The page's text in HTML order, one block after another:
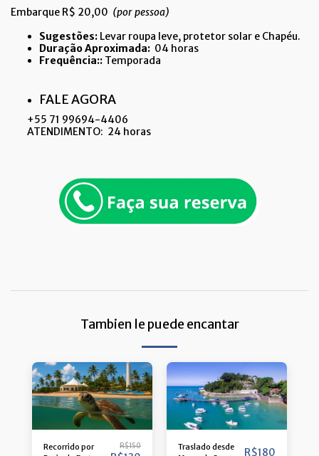
Embarque R$ 20,00 (por pessoa)
Sugestões: Levar roupa leve, protetor solar e Chapéu.
Duração Aproximada: 04 horas
Frequência:: Temporada
FALE AGORA
+55 71 99694-4406
ATENDIMENTO: 24 horas
Tambien le puede encantar
Recorrido por
R$150
Traslado desde
R$180